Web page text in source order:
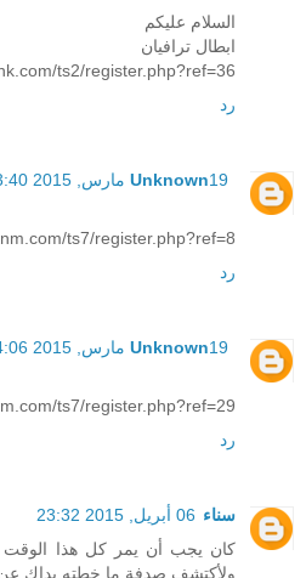
السلام عليكم
ابطال ترافيان
ts2/register.php?ref=36
رد
Unknown19 مارس, 2015 03:40
ts7/register.php?ref=8
رد
Unknown19 مارس, 2015 04:06
ts7/register.php?ref=29
رد
سناء 06 أبريل, 2015 23:32
كان يجب أن يمر كل هذا الوقت
ولأكتشف صدفة ما خطته يداك عن